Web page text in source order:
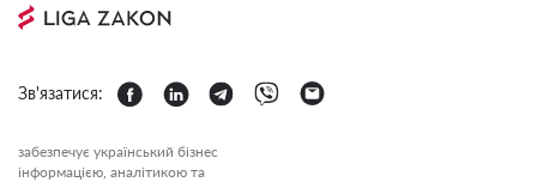
Зв'язатися:
забезпечує український бізнес
інформацією, аналітикою та